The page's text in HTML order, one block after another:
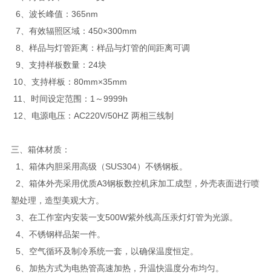
6、波长峰值：365nm
7、有效辐照区域：450×300mm
8、样品与灯管距离：样品与灯管的间距离可调
9、支持样板数量：24块
10、支持样板：80mm×35mm
11、时间设定范围：1～9999h
12、电源电压：AC220V/50HZ 两相三线制
三、箱体材质：
1、箱体内胆采用高级（SUS304）不锈钢板。
2、箱体外壳采用优质A3钢板数控机床加工成型，外壳表面进行喷
塑处理，造型美观大方。
3、在工作室内安装一支500W紫外线高压汞灯灯管为光源。
4、不锈钢样品架一件。
5、空气循环及制冷系统一套，以确保温度恒定。
6、加热方式为电热管高速加热，升温快温度分布均匀。